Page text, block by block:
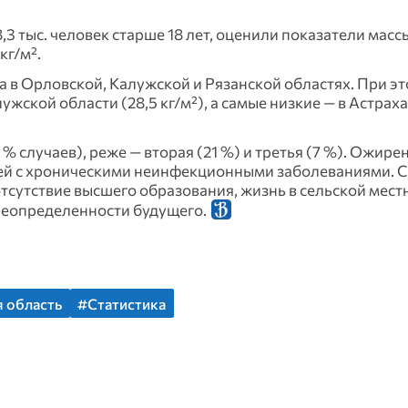
человек старше 18 лет, оценили показатели
м².
Орловской, Калужской и Рязанской областях. При
области (28,5 кг/м²), а самые низкие — в
случаев), реже — вторая (21 %) и третья (7 %).
с хроническими неинфекционными заболеваниями.
высшего образования, жизнь в сельской
будущего.
область #Статистика